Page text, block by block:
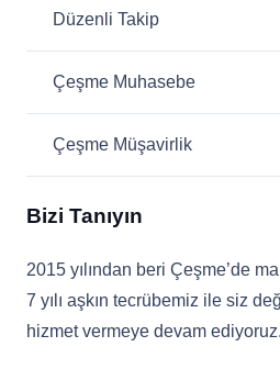
Düzenli Takip
Çeşme Muhasebe
Çeşme Müşavirlik
Bizi Tanıyın
2015 yılından beri Çeşme’de
7 yılı aşkın tecrübemiz ile siz
hizmet vermeye devam ediyoruz.